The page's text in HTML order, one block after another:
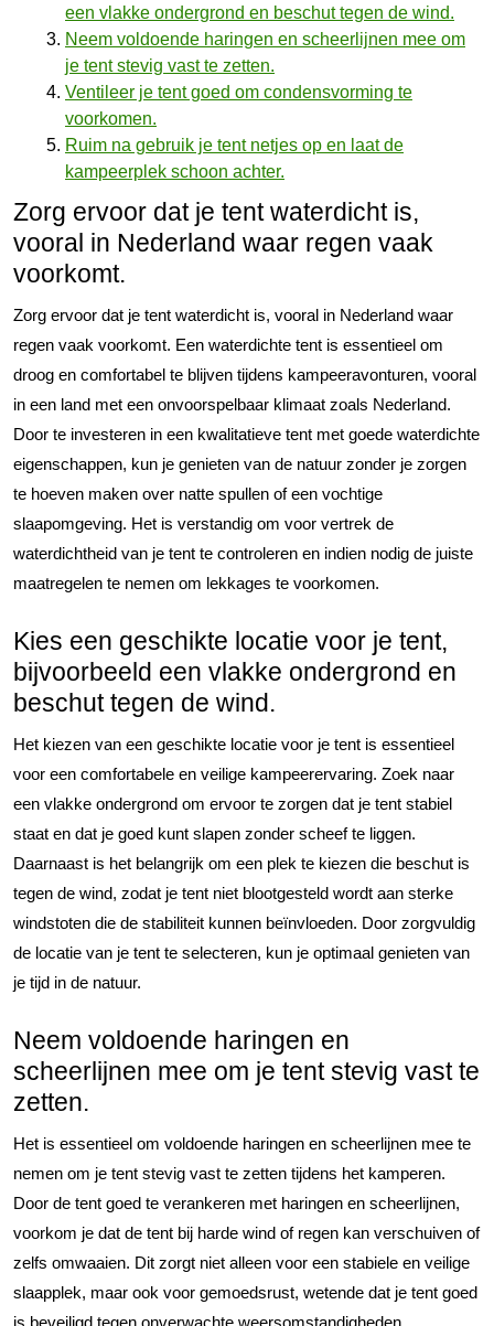
een vlakke ondergrond en beschut tegen de wind.
Neem voldoende haringen en scheerlijnen mee om
je tent stevig vast te zetten.
Ventileer je tent goed om condensvorming te
voorkomen.
Ruim na gebruik je tent netjes op en laat de
kampeerplek schoon achter.
Zorg ervoor dat je tent waterdicht is,
vooral in Nederland waar regen vaak
voorkomt.
Zorg ervoor dat je tent waterdicht is, vooral in Nederland waar
regen vaak voorkomt. Een waterdichte tent is essentieel om
droog en comfortabel te blijven tijdens kampeeravonturen, vooral
in een land met een onvoorspelbaar klimaat zoals Nederland.
Door te investeren in een kwalitatieve tent met goede waterdichte
eigenschappen, kun je genieten van de natuur zonder je zorgen
te hoeven maken over natte spullen of een vochtige
slaapomgeving. Het is verstandig om voor vertrek de
waterdichtheid van je tent te controleren en indien nodig de juiste
maatregelen te nemen om lekkages te voorkomen.
Kies een geschikte locatie voor je tent,
bijvoorbeeld een vlakke ondergrond en
beschut tegen de wind.
Het kiezen van een geschikte locatie voor je tent is essentieel
voor een comfortabele en veilige kampeerervaring. Zoek naar
een vlakke ondergrond om ervoor te zorgen dat je tent stabiel
staat en dat je goed kunt slapen zonder scheef te liggen.
Daarnaast is het belangrijk om een plek te kiezen die beschut is
tegen de wind, zodat je tent niet blootgesteld wordt aan sterke
windstoten die de stabiliteit kunnen beïnvloeden. Door zorgvuldig
de locatie van je tent te selecteren, kun je optimaal genieten van
je tijd in de natuur.
Neem voldoende haringen en
scheerlijnen mee om je tent stevig vast te
zetten.
Het is essentieel om voldoende haringen en scheerlijnen mee te
nemen om je tent stevig vast te zetten tijdens het kamperen.
Door de tent goed te verankeren met haringen en scheerlijnen,
voorkom je dat de tent bij harde wind of regen kan verschuiven of
zelfs omwaaien. Dit zorgt niet alleen voor een stabiele en veilige
slaapplek, maar ook voor gemoedsrust, wetende dat je tent goed
is beveiligd tegen onverwachte weersomstandigheden.